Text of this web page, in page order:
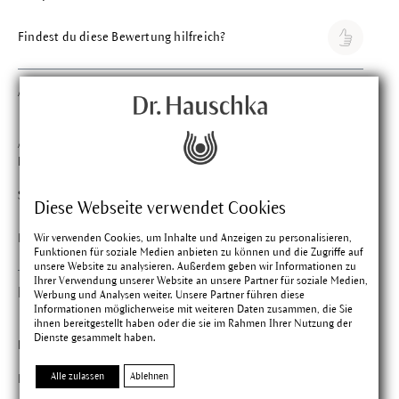
Diese Webseite verwendet Cookies
Wir verwenden Cookies, um Inhalte und Anzeigen zu personalisieren,
Funktionen für soziale Medien anbieten zu können und die Zugriffe auf
unsere Website zu analysieren. Außerdem geben wir Informationen zu
Ihrer Verwendung unserer Website an unsere Partner für soziale Medien,
Werbung und Analysen weiter. Unsere Partner führen diese
Informationen möglicherweise mit weiteren Daten zusammen, die Sie
ihnen bereitgestellt haben oder die sie im Rahmen Ihrer Nutzung der
Dienste gesammelt haben.
Alle zulassen Ablehnen
Findest du diese Bewertung hilfreich?
Anonym
Verifizierter Kauf
Außergewöhnlich schön verpackt richtig edel mit der netten
Duft Probe.
Sehr gut
Findest du diese Bewertung hilfreich?
DobromiraDEPOTBG ID 60523 C. Bewertung mit 5
Verifizierter Kauf 05.08.2025
Duftet nach Rosen und ist angenehm!
Duftet nach Rosen und ist angenehm!